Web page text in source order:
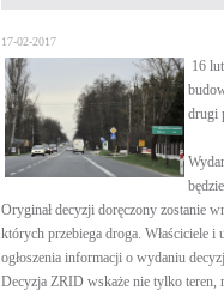
17-02-2017
16
drugi
Oryginał decyzji doręczony zostanie
których przebiega droga. Właściciele
ogłoszenia informacji o wydaniu
Decyzja ZRID wskaże nie tylko teren,